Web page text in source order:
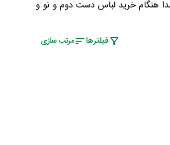
هنگام خرید لباس دست دوم و نو و
فیلتر‌ها مرتب سازی